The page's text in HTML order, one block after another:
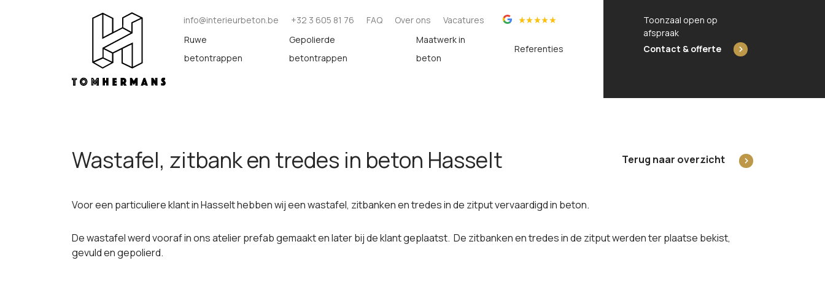
Ruwe
betontrappen
Gepolierde
betontrappen
Maatwerk in
beton
Referenties
Toonzaal open op
afspraak
Contact & offerte
info@interieurbeton.be +32 3 605 81 76 FAQ Over ons Vacatures
Terug naar overzicht
Wastafel, zitbank en tredes in beton Hasselt
Voor een particuliere klant in Hasselt hebben wij een wastafel, zitbanken en tredes in de zitput vervaardigd in beton.
De wastafel werd vooraf in ons atelier prefab gemaakt en later bij de klant geplaatst. De zitbanken en tredes in de zitput werden ter plaatse bekist,
gevuld en gepolierd.